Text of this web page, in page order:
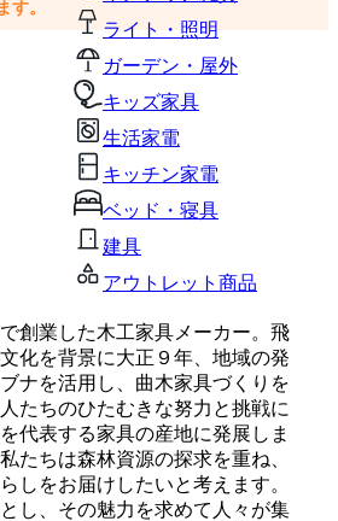
ライト・照明
ガーデン・屋外
キッズ家具
生活家電
キッチン家電
ベッド・寝具
建具
アウトレット商品
す。
創業した木工家具メーカー。飛
化を背景に大正９年、地域の発
ナを活用し、曲木家具づくりを
たちのひたむきな努力と挑戦に
代表する家具の産地に発展しま
たちは森林資源の探求を重ね、
しをお届けしたいと考えます。
し、その魅力を求めて人々が集